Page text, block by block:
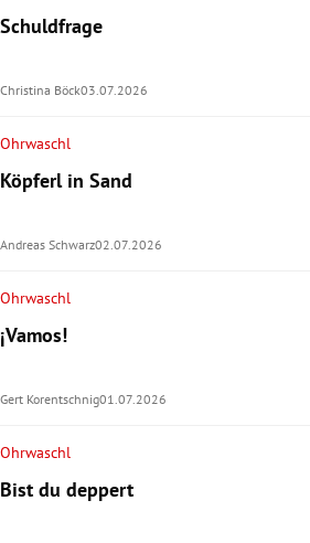
Schuldfrage
Christina Böck03.07.2026
Ohrwaschl
Köpferl in Sand
Andreas Schwarz02.07.2026
Ohrwaschl
¡Vamos!
Gert Korentschnig01.07.2026
Ohrwaschl
Bist du deppert